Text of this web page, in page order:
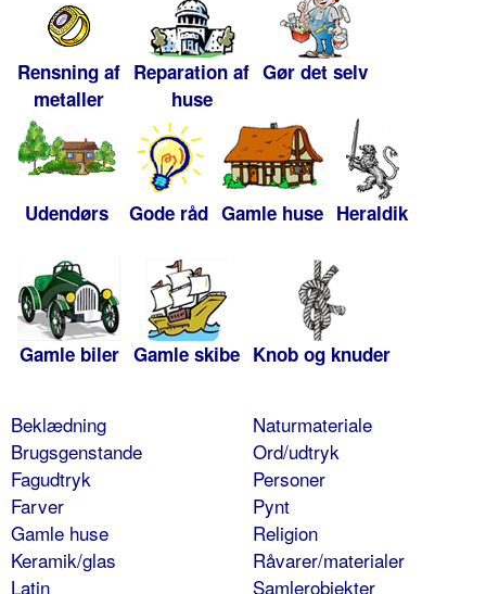
Rensning af
metaller
Reparation af
huse
Gør det selv
Udendørs Gode råd Gamle huse Heraldik
Gamle biler Gamle skibe Knob og knuder
Beklædning
Brugsgenstande
Fagudtryk
Farver
Gamle huse
Keramik/glas
Latin
Naturmateriale
Ord/udtryk
Personer
Pynt
Religion
Råvarer/materialer
Samlerobjekter